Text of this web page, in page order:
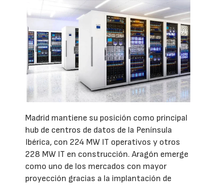
Madrid mantiene su posición como principal
hub de centros de datos de la Península
Ibérica, con 224 MW IT operativos y otros
228 MW IT en construcción. Aragón emerge
como uno de los mercados con mayor
proyección gracias a la implantación de